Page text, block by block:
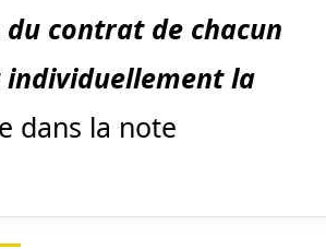
contrat de chacun
individuellement la
dans la note